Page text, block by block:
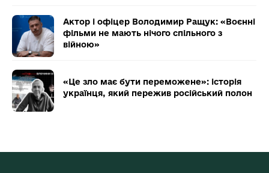
Актор і офіцер Володимир Ращук: «Воєнні
фільми не мають нічого спільного з
війною»
«Це зло має бути переможене»: історія
українця, який пережив російський полон